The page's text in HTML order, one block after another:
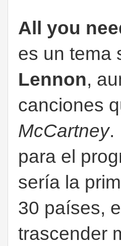
All you
es un tema
Lennon,
canciones
McCartney.
para el
sería la
30 países,
trascender